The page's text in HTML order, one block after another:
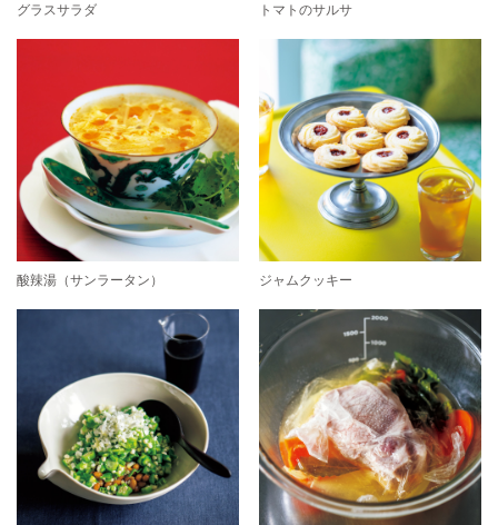
グラスサラダ トマトのサルサ
酸辣湯（サンラータン） ジャムクッキー